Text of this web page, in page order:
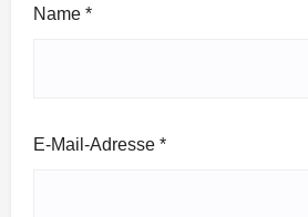
Name *
E-Mail-Adresse *